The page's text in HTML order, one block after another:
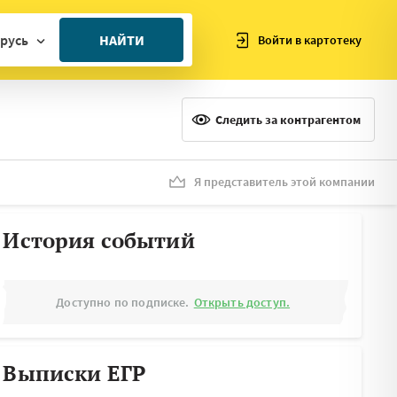
НАЙТИ Войти в картотеку
Следить за контрагентом
Я представитель этой компании
История событий
Доступно по подписке. Открыть доступ.
Выписки ЕГР